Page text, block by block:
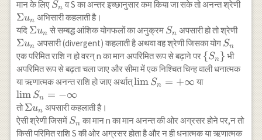
u_n=\underset{n
\rightarrow \infty}
{\lim} S_n=s
मान के लिए S_{n}
Sn व S का अन्तर इच्छानुसार कम किया जा सके तो अनन्त श्रेणी
Σun अभिसारी कहलाती है।
यदि \Sigma
u_n
Σun से सम्बद्ध आंशिक योगफलों का अनुक्रम S_{n}
Sn अपसारी हो तो श्रेणी
Σun अपसारी (divergent) कहलाती है अथवा वह श्रेणी जिसका योग S_{n}
Sn
एक परिमित राशि न हो वरन् n का मान अपरिमित रूप से बढ़ाने पर \
{S_{n}\}
{Sn} भी
अपरिमित रूप से बढ़ता चला जाए और सीमा में एक निश्चित चिन्ह वाली धनात्मक
या ऋणात्मक अनन्त राशि हो जाए अर्थात्\lim
lim Sn = +∞ या\lim
lim Sn = −∞
तो\Sigma
u_n
Σun अपसारी कहलाती है।
ऐसी श्रेणी जिसमें S_{n}
Sn का मान n का मान अनन्त की ओर अग्रसर होने पर,न तो
किसी परिमित राशि S की ओर अग्रसर होता है और न ही धनात्मक या ऋणात्मक